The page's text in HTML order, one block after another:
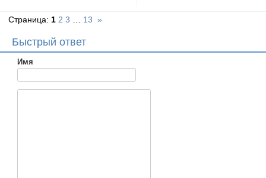
Страница:1 2 3 … 13 »
Быстрый ответ
Имя